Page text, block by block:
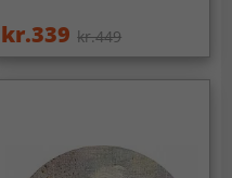
kr.339 kr.449